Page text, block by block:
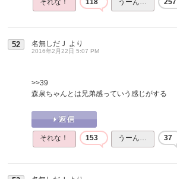
52 名無しだＪ より
2016年2月22日 5:07 PM
>>39
森泉ちゃんとは兄弟感っていう感じがする
それな！ 153 うーん… 37